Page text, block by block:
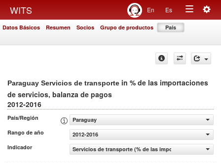
WITS En Es
Toggle
Datos Básicos Resumen Socios Grupo de productos País
Paraguay Servicios de transporte in % de las importaciones
de servicios, balanza de pagos
2012-2016
País/Región
Paraguay
Rango de año
2012-2016
Indicador
Servicios de transporte (% de las importaciones de